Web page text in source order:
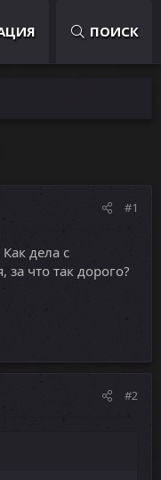
ПОИСК
#1
дела с
что так дорого?
#2